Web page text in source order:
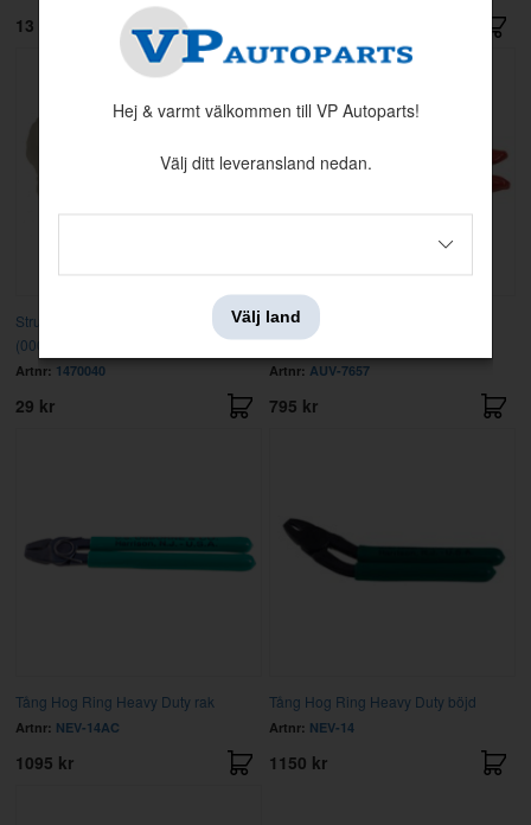
13 kr
Strumpa för klädselmontering
(000306)
Artnr: 1470040
29 kr
Tång Hog Ring Heavy Duty
Artnr: AUV-7657
795 kr
Tång Hog Ring Heavy Duty rak
Artnr: NEV-14AC
1095 kr
Tång Hog Ring Heavy Duty böjd
Artnr: NEV-14
1150 kr
Hej & varmt välkommen till VP Autoparts!
Välj ditt leveransland nedan.
Välj land